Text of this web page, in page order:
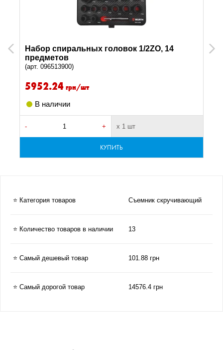
PreviousНабор спиральных головок 1/2ZO, 14
предметов
(арт. 096513900)
5952.24 грн/шт
В наличии
- + х 1 шт
КУПИТЬ
Next
⭐ Категория товаров Съемник скручивающий
⭐ Количество товаров в наличии 13
⭐ Самый дешевый товар 101.88 грн
⭐ Самый дорогой товар 14576.4 грн